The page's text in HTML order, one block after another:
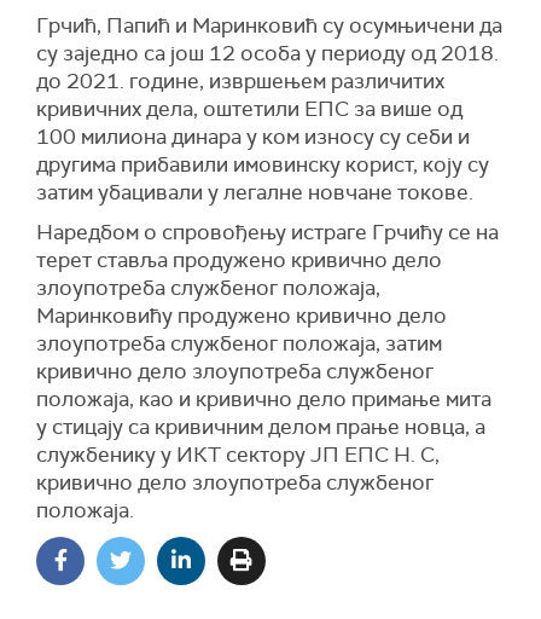
Грчић, Папић и Маринковић су осумњичени да
су заједно са још 12 особа у периоду од 2018.
до 2021. године, извршењем различитих
кривичних дела, оштетили ЕПС за више од
100 милиона динара у ком износу су себи и
другима прибавили имовинску корист, коју су
затим убацивали у легалне новчане токове.
Наредбом о спровођењу истраге Грчићу се на
терет ставља продужено кривично дело
злоупотреба службеног положаја,
Маринковићу продужено кривично дело
злоупотреба службеног положаја, затим
кривично дело злоупотреба службеног
положаја, као и кривично дело примање мита
у стицају са кривичним делом прање новца, а
службенику у ИКТ сектору ЈП ЕПС Н. С,
кривично дело злоупотреба службеног
положаја.